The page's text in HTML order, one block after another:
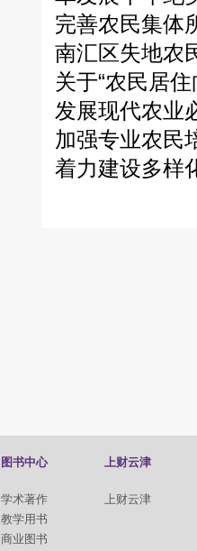
完善农民集体
南汇区失地农
关于“农民居
发展现代农业
加强专业农民
着力建设多样
图书中心
学术著作
教学用书
商业图书
上财云津
上财云津